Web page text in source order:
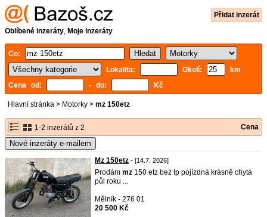
Přidat inzerát
Oblíbené inzeráty, Moje inzeráty
Co:
Lokalita:
Okolí:
km
Cena od:
- do: Kč
Hlavní stránka > Motorky > mz 150etz
1-2 inzerátů z 2 Cena
Nové inzeráty e-mailem
Mz 150etz - [14.7. 2026]
Prodám mz 150 etz bez tp pojízdná krásně chytá
půl roku ...
Mělník - 276 01
20 500 Kč